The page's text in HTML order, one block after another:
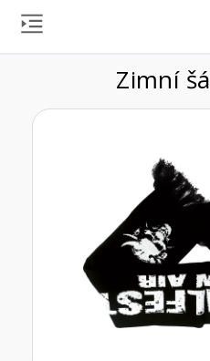
Zimní